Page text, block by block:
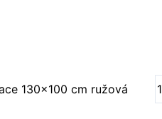
130x100 cm ružová